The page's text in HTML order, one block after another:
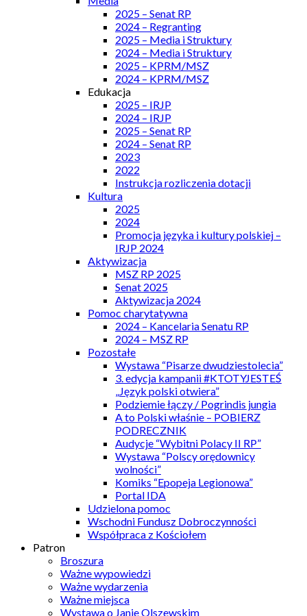
2025 – Senat RP
2024 – Regranting
2025 – Media i Struktury
2024 – Media i Struktury
2025 – KPRM/MSZ
2024 – KPRM/MSZ
Edukacja
2025 – IRJP
2024 – IRJP
2025 – Senat RP
2024 – Senat RP
2023
2022
Instrukcja rozliczenia dotacji
Kultura
2025
2024
Promocja języka i kultury polskiej –
IRJP 2024
Aktywizacja
MSZ RP 2025
Senat 2025
Aktywizacja 2024
Pomoc charytatywna
2024 – Kancelaria Senatu RP
2024 – MSZ RP
Pozostałe
Wystawa “Pisarze dwudziestolecia”
3. edycja kampanii #KTOTYJESTEŚ
„Język polski otwiera”
Podziemie łączy / Pogrindis jungia
A to Polski właśnie – POBIERZ
PODRECZNIK
Audycje “Wybitni Polacy II RP”
Wystawa “Polscy orędownicy
wolności”
Komiks “Epopeja Legionowa”
Portal IDA
Udzielona pomoc
Wschodni Fundusz Dobroczynności
Współpraca z Kościołem
Patron
Broszura
Ważne wypowiedzi
Ważne wydarzenia
Ważne miejsca
Wystawa o Janie Olszewskim